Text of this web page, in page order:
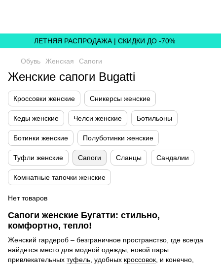
ЛЕТНЯЯ РАСПРОДАЖА | СКИДКИ ДО -70%
Обувь Женская Сапоги
Женские сапоги Bugatti
Кроссовки женские Сникерсы женские
Кеды женские Челси женские Ботильоны
Ботинки женские Полуботинки женские
Туфли женские Сапоги Сланцы Сандалии
Комнатные тапочки женские
Нет товаров
Сапоги женские Бугатти: стильно,
комфортно, тепло!
Женский гардероб – безграничное пространство, где всегда
найдется место для модной одежды, новой пары
привлекательных туфель, удобных кроссовок, и конечно,